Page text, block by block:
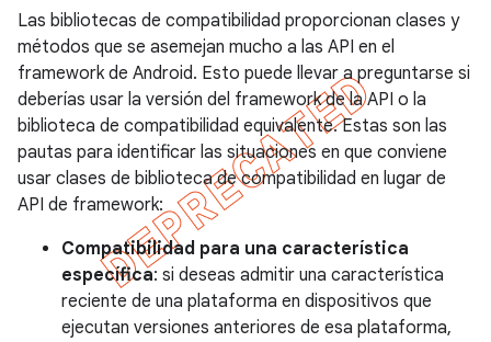
Las bibliotecas de compatibilidad proporcionan clases y
métodos que se asemejan mucho a las API en el
framework de Android. Esto puede llevar a preguntarse si
deberías usar la versión del framework de la API o la
biblioteca de compatibilidad equivalente. Estas son las
pautas para identificar las situaciones en que conviene
usar clases de biblioteca de compatibilidad en lugar de
API de framework:
Compatibilidad para una característica
específica: si deseas admitir una característica
reciente de una plataforma en dispositivos que
ejecutan versiones anteriores de esa plataforma,